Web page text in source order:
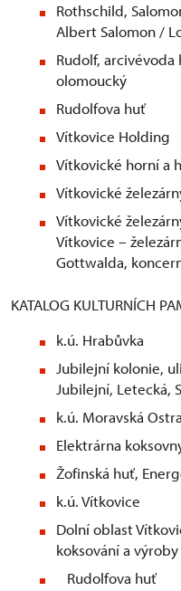
Rothschild,
Albert Salomon /
Rudolf,
olomoucký
Rudolfova huť
Vítkovice Holding
Vítkovické horní a
Vítkovické
Vítkovické
Vítkovice –
Gottwalda, koncern
KATALOG KULTURNÍCH
k.ú. Hrabůvka
Jubilejní kolonie,
Jubilejní, Letecká,
k.ú. Moravská
Elektrárna
Žofinská huť,
k.ú. Vítkovice
Dolní oblast
koksování a
Rudolfova huť